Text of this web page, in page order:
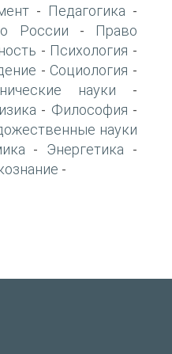
- Педагогика -
России -
Право
- Психология -
- Социология -
науки -
- Философия -
науки
- Энергетика -
-